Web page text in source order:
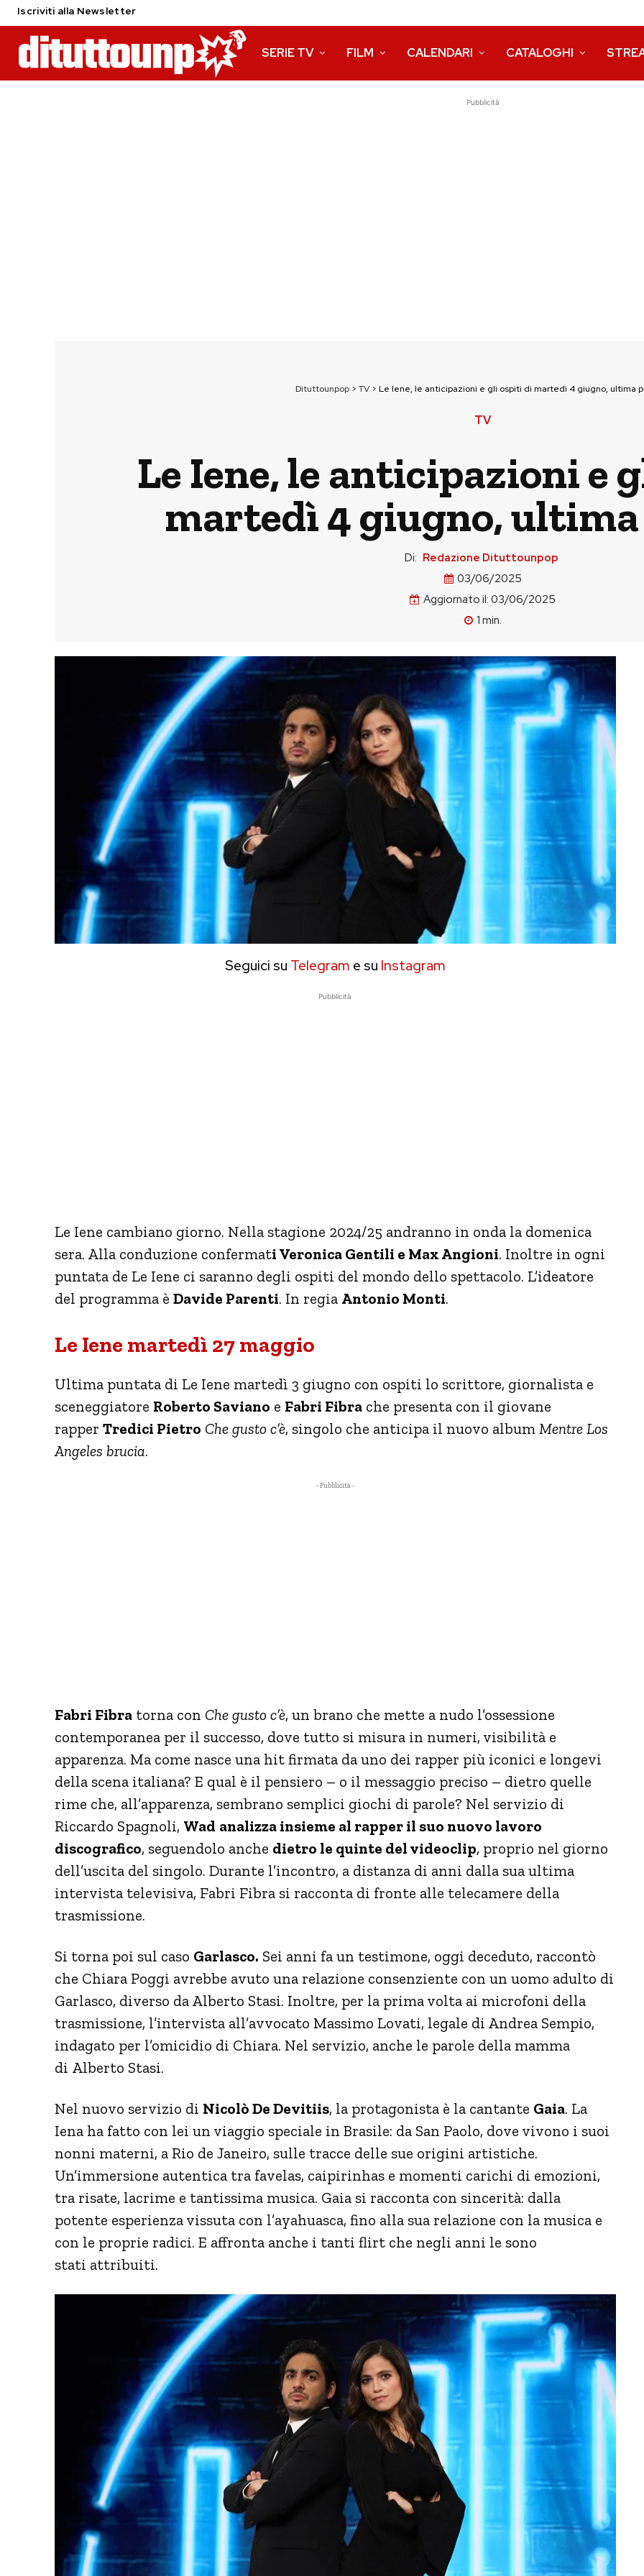
Iscriviti alla Newsletter
SERIE TV FILM CALENDARI CATALOGHI
Pubblicità
Dituttounpop> TV> Le Iene, le anticipazioni e gli ospiti di martedì 4 giugno, ultima
TV
Le Iene, le anticipazioni e
martedì 4 giugno,
Di: Redazione Dituttounpop
03/06/2025
Aggiornato il: 03/06/2025
1 min.
Seguici su Telegram e su Instagram
Pubblicità
Le Iene cambiano giorno. Nella stagione 2024/25 andranno in onda la domenica
sera. Alla conduzione confermati Veronica Gentili e Max Angioni. Inoltre in ogni
puntata de Le Iene ci saranno degli ospiti del mondo dello spettacolo. L’ideatore
del programma è Davide Parenti. In regia Antonio Monti.
Le Iene martedì 27 maggio
Ultima puntata di Le Iene martedì 3 giugno con ospiti lo scrittore, giornalista e
sceneggiatore Roberto Saviano e Fabri Fibra che presenta con il giovane
rapper Tredici Pietro Che gusto c’è, singolo che anticipa il nuovo album Mentre Los
Angeles brucia.
- Pubblicità -
Fabri Fibra torna con Che gusto c’è, un brano che mette a nudo l’ossessione
contemporanea per il successo, dove tutto si misura in numeri, visibilità e
apparenza. Ma come nasce una hit firmata da uno dei rapper più iconici e longevi
della scena italiana? E qual è il pensiero – o il messaggio preciso – dietro quelle
rime che, all’apparenza, sembrano semplici giochi di parole? Nel servizio di
Riccardo Spagnoli, Wad analizza insieme al rapper il suo nuovo lavoro
discografico, seguendolo anche dietro le quinte del videoclip, proprio nel giorno
dell’uscita del singolo. Durante l’incontro, a distanza di anni dalla sua ultima
intervista televisiva, Fabri Fibra si racconta di fronte alle telecamere della
trasmissione.
Si torna poi sul caso Garlasco. Sei anni fa un testimone, oggi deceduto, raccontò
che Chiara Poggi avrebbe avuto una relazione consenziente con un uomo adulto di
Garlasco, diverso da Alberto Stasi. Inoltre, per la prima volta ai microfoni della
trasmissione, l’intervista all’avvocato Massimo Lovati, legale di Andrea Sempio,
indagato per l’omicidio di Chiara. Nel servizio, anche le parole della mamma
di Alberto Stasi.
Nel nuovo servizio di Nicolò De Devitiis, la protagonista è la cantante Gaia. La
Iena ha fatto con lei un viaggio speciale in Brasile: da San Paolo, dove vivono i suoi
nonni materni, a Rio de Janeiro, sulle tracce delle sue origini artistiche.
Un’immersione autentica tra favelas, caipirinhas e momenti carichi di emozioni,
tra risate, lacrime e tantissima musica. Gaia si racconta con sincerità: dalla
potente esperienza vissuta con l’ayahuasca, fino alla sua relazione con la musica e
con le proprie radici. E affronta anche i tanti flirt che negli anni le sono
stati attribuiti.